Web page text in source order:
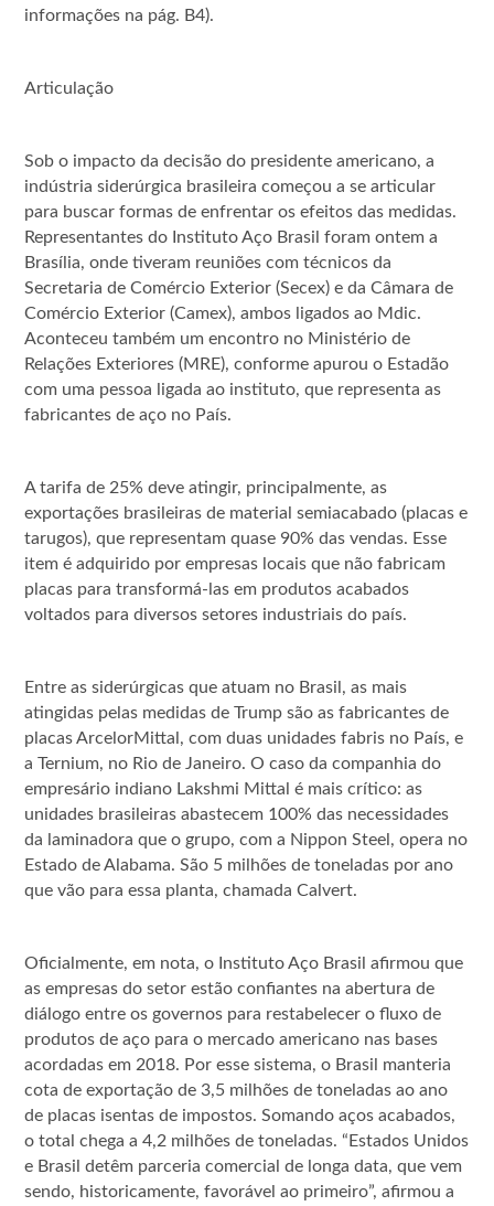
informações na pág. B4).
Articulação
Sob o impacto da decisão do presidente americano, a
indústria siderúrgica brasileira começou a se articular
para buscar formas de enfrentar os efeitos das medidas.
Representantes do Instituto Aço Brasil foram ontem a
Brasília, onde tiveram reuniões com técnicos da
Secretaria de Comércio Exterior (Secex) e da Câmara de
Comércio Exterior (Camex), ambos ligados ao Mdic.
Aconteceu também um encontro no Ministério de
Relações Exteriores (MRE), conforme apurou o Estadão
com uma pessoa ligada ao instituto, que representa as
fabricantes de aço no País.
A tarifa de 25% deve atingir, principalmente, as
exportações brasileiras de material semiacabado (placas e
tarugos), que representam quase 90% das vendas. Esse
item é adquirido por empresas locais que não fabricam
placas para transformá-las em produtos acabados
voltados para diversos setores industriais do país.
Entre as siderúrgicas que atuam no Brasil, as mais
atingidas pelas medidas de Trump são as fabricantes de
placas ArcelorMittal, com duas unidades fabris no País, e
a Ternium, no Rio de Janeiro. O caso da companhia do
empresário indiano Lakshmi Mittal é mais crítico: as
unidades brasileiras abastecem 100% das necessidades
da laminadora que o grupo, com a Nippon Steel, opera no
Estado de Alabama. São 5 milhões de toneladas por ano
que vão para essa planta, chamada Calvert.
Oficialmente, em nota, o Instituto Aço Brasil afirmou que
as empresas do setor estão confiantes na abertura de
diálogo entre os governos para restabelecer o fluxo de
produtos de aço para o mercado americano nas bases
acordadas em 2018. Por esse sistema, o Brasil manteria
cota de exportação de 3,5 milhões de toneladas ao ano
de placas isentas de impostos. Somando aços acabados,
o total chega a 4,2 milhões de toneladas. “Estados Unidos
e Brasil detêm parceria comercial de longa data, que vem
sendo, historicamente, favorável ao primeiro”, afirmou a